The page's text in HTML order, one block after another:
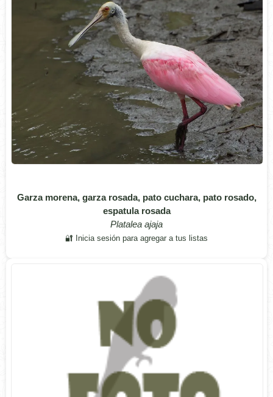
Garza morena, garza rosada, pato cuchara, pato rosado,
espatula rosada
Platalea ajaja
🔐 Inicia sesión para agregar a tus listas